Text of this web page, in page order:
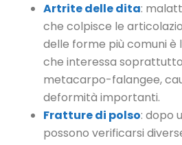
Artrite delle dita:
che colpisce le
delle forme più comuni è
che interessa
metacarpo-falangee,
deformità importanti.
Fratture di polso: dopo
possono verificarsi